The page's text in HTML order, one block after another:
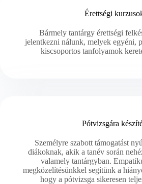
Érettségi
Bármely tantárgy érettségi
jelentkezni nálunk, melyek egyéni,
kiscsoportos tanfolyamok
Pótvizsgára
Személyre szabott támogatást
diákoknak, akik a tanév során
valamely tantárgyban.
megközelítésünkkel segítünk a
hogy a pótvizsga sikeresen